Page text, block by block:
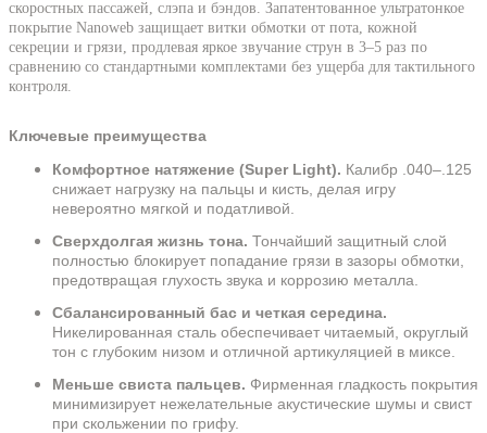
скоростных пассажей, слэпа и бэндов. Запатентованное ультратонкое
покрытие Nanoweb защищает витки обмотки от пота, кожной
секреции и грязи, продлевая яркое звучание струн в 3–5 раз по
сравнению со стандартными комплектами без ущерба для тактильного
контроля.
Ключевые преимущества
Комфортное натяжение (Super Light). Калибр .040–.125
снижает нагрузку на пальцы и кисть, делая игру
невероятно мягкой и податливой.
Сверхдолгая жизнь тона. Тончайший защитный слой
полностью блокирует попадание грязи в зазоры обмотки,
предотвращая глухость звука и коррозию металла.
Сбалансированный бас и четкая середина.
Никелированная сталь обеспечивает читаемый, округлый
тон с глубоким низом и отличной артикуляцией в миксе.
Меньше свиста пальцев. Фирменная гладкость покрытия
минимизирует нежелательные акустические шумы и свист
при скольжении по грифу.